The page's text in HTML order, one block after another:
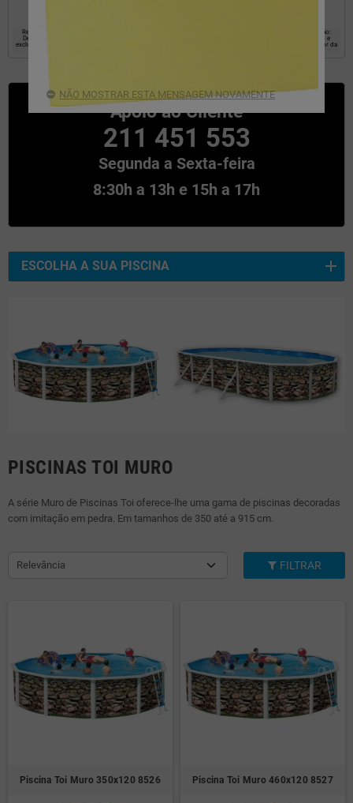
Responsável: EYAROC COMPANY SL, Objetivo: estabelecer uma relação comercial com o usuário. Legitimação:
Destinatários do Consentimento: Os dados não serão comunicados a terceiros, Direitos: Acesso, retificação e
exclusão de dados, bem como outros direitos, conforme explicado nas informações adicionais na parte inferior da
Apoio ao Cliente
211 451 553
Segunda a Sexta-feira
8:30h a 13h e 15h a 17h
ESCOLHA A SUA PISCINA
PISCINAS TOI MURO
A série Muro de Piscinas Toi oferece-lhe uma gama de piscinas decoradas
com imitação em pedra. Em tamanhos de 350 até a 915 cm.
Relevância FILTRAR
Piscina Toi Muro 350x120 8526 Piscina Toi Muro 460x120 8527
NÃO MOSTRAR ESTA MENSAGEM NOVAMENTE